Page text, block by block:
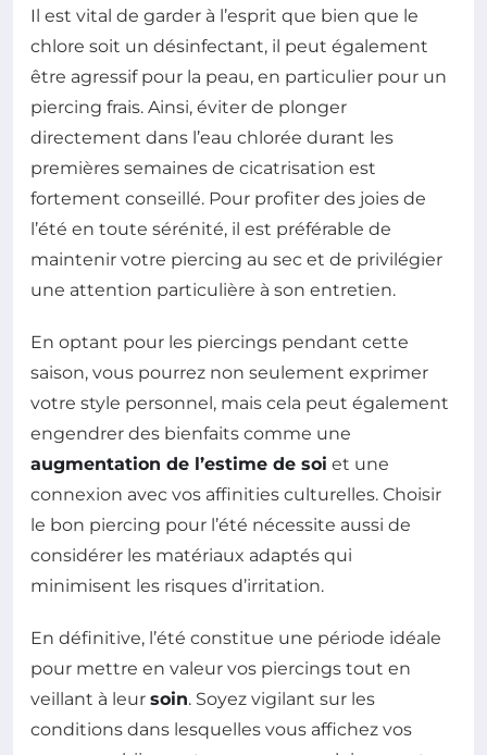
Il est vital de garder à l’esprit que bien que le
chlore soit un désinfectant, il peut également
être agressif pour la peau, en particulier pour un
piercing frais. Ainsi, éviter de plonger
directement dans l’eau chlorée durant les
premières semaines de cicatrisation est
fortement conseillé. Pour profiter des joies de
l’été en toute sérénité, il est préférable de
maintenir votre piercing au sec et de privilégier
une attention particulière à son entretien.
En optant pour les piercings pendant cette
saison, vous pourrez non seulement exprimer
votre style personnel, mais cela peut également
engendrer des bienfaits comme une
augmentation de l’estime de soi et une
connexion avec vos affinities culturelles. Choisir
le bon piercing pour l’été nécessite aussi de
considérer les matériaux adaptés qui
minimisent les risques d’irritation.
En définitive, l’été constitue une période idéale
pour mettre en valeur vos piercings tout en
veillant à leur soin. Soyez vigilant sur les
conditions dans lesquelles vous affichez vos